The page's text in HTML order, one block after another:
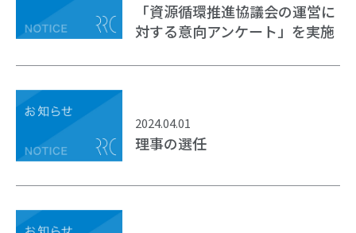
「資源循環推進協議会の運営に
対する意向アンケート」を実施
2024.04.01
理事の選任